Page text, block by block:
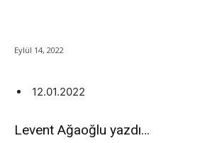
Eylül 14, 2022
12.01.2022
Levent Ağaoğlu yazdı…